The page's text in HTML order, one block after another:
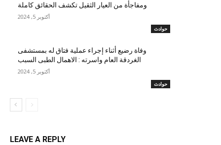
حوادث
ومفاجأة من العيار الثقيل تكشف الحقائق كاملة
أكتوبر 5, 2024
حوادث
وفاة رضيع أثناء إجراء عملية فتاق له بمستشفى
الغردقة العام واسرته : الاهمال الطبى السبب
أكتوبر 5, 2024
LEAVE A REPLY